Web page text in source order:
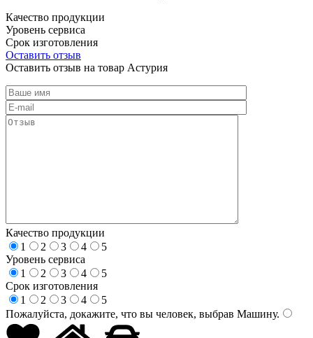
Качество продукции
Уровень сервиса
Срок изготовления
Оставить отзыв
Оставить отзыв на товар Астурия
Качество продукции
1
2 3 4
5
Уровень сервиса
1
2 3 4
5
Срок изготовления
1
2 3 4
5
Пожалуйста, докажите, что вы человек, выбрав Машину.